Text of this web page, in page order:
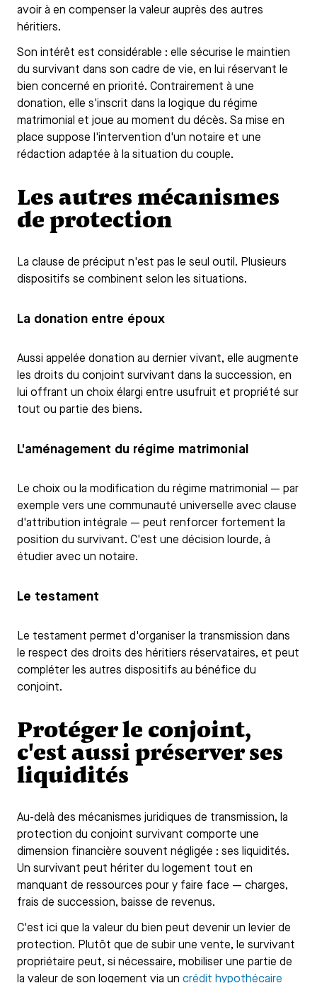
avoir à en compenser la valeur auprès des autres
héritiers.
Son intérêt est considérable : elle sécurise le maintien
du survivant dans son cadre de vie, en lui réservant le
bien concerné en priorité. Contrairement à une
donation, elle s'inscrit dans la logique du régime
matrimonial et joue au moment du décès. Sa mise en
place suppose l'intervention d'un notaire et une
rédaction adaptée à la situation du couple.
Les autres mécanismes
de protection
La clause de préciput n'est pas le seul outil. Plusieurs
dispositifs se combinent selon les situations.
La donation entre époux
Aussi appelée donation au dernier vivant, elle augmente
les droits du conjoint survivant dans la succession, en
lui offrant un choix élargi entre usufruit et propriété sur
tout ou partie des biens.
L'aménagement du régime matrimonial
Le choix ou la modification du régime matrimonial — par
exemple vers une communauté universelle avec clause
d'attribution intégrale — peut renforcer fortement la
position du survivant. C'est une décision lourde, à
étudier avec un notaire.
Le testament
Le testament permet d'organiser la transmission dans
le respect des droits des héritiers réservataires, et peut
compléter les autres dispositifs au bénéfice du
conjoint.
Protéger le conjoint,
c'est aussi préserver ses
liquidités
Au-delà des mécanismes juridiques de transmission, la
protection du conjoint survivant comporte une
dimension financière souvent négligée : ses liquidités.
Un survivant peut hériter du logement tout en
manquant de ressources pour y faire face — charges,
frais de succession, baisse de revenus.
C'est ici que la valeur du bien peut devenir un levier de
protection. Plutôt que de subir une vente, le survivant
propriétaire peut, si nécessaire, mobiliser une partie de
la valeur de son logement via un crédit hypothécaire